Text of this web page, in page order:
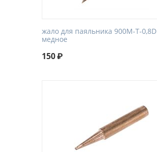
жало для паяльника 900M-T-0,8D
медное
150₽